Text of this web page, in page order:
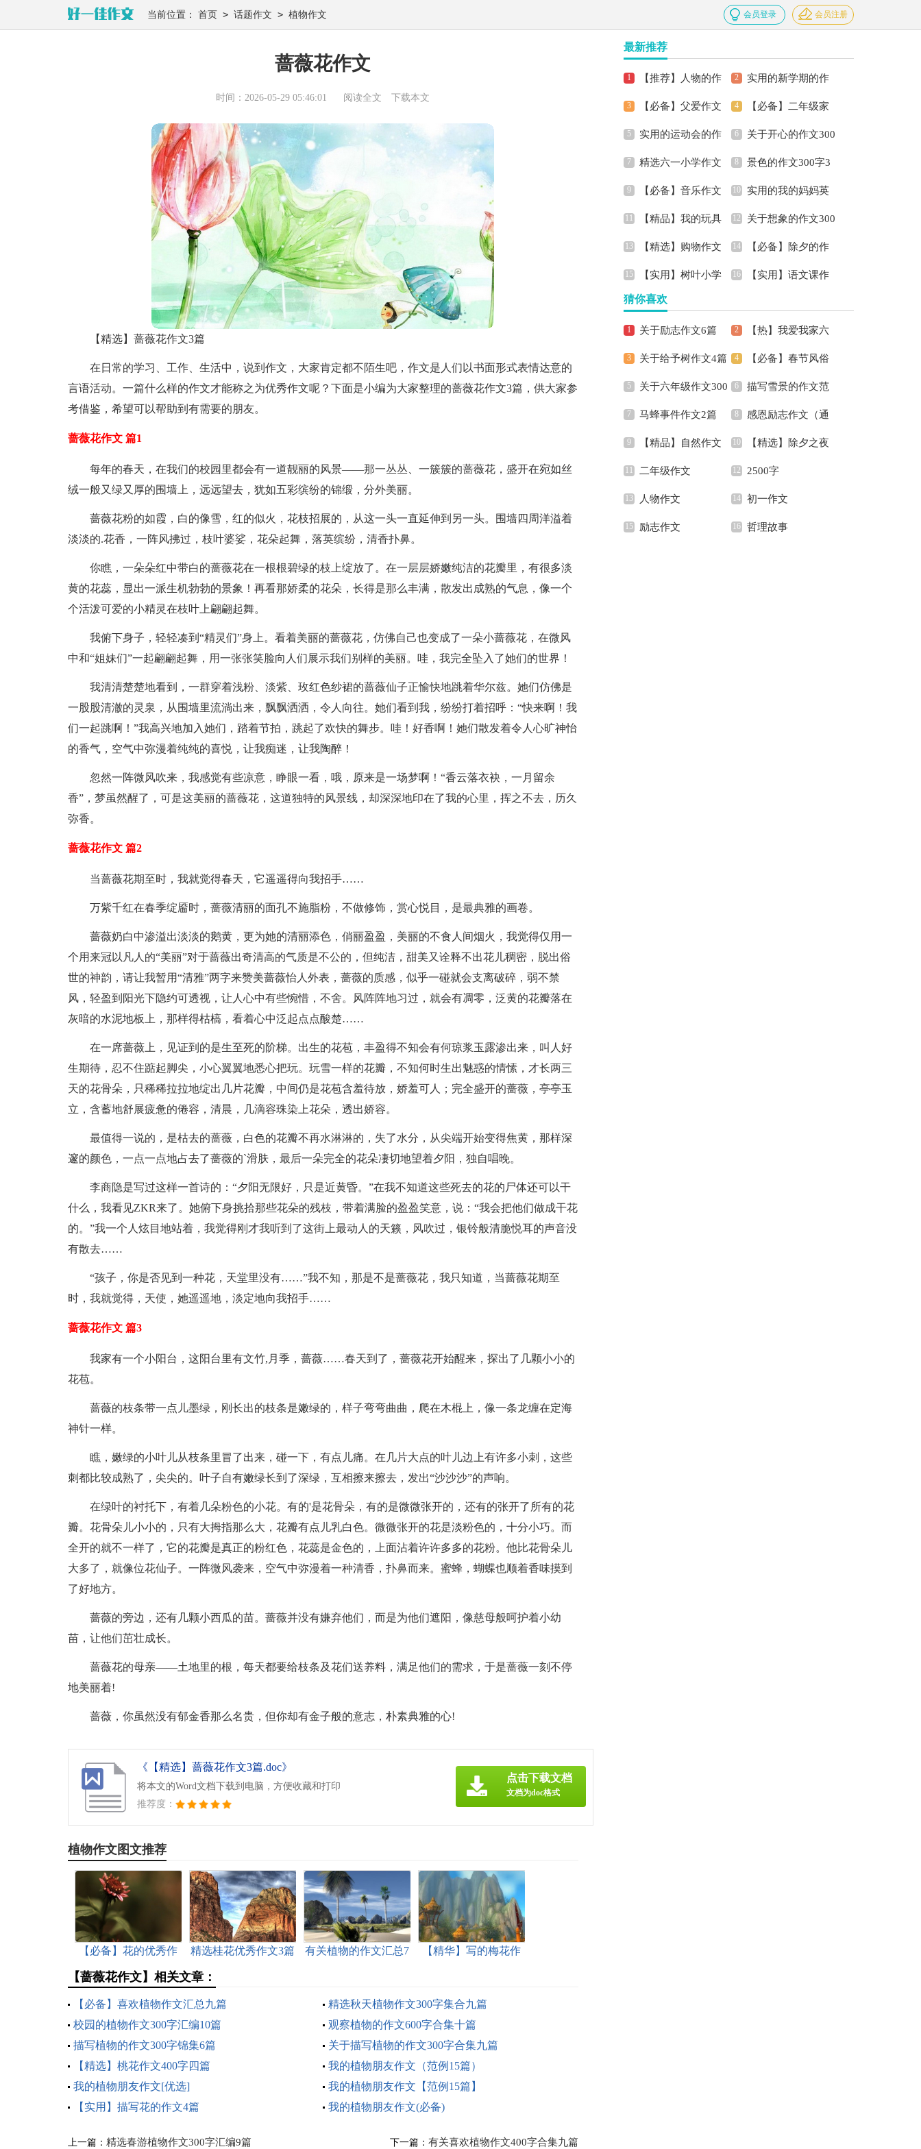
当前位置： 首页 > 话题作文 > 植物作文 会员登录 会员注册
蔷薇花作文
时间：2026-05-29 05:46:01 阅读全文 下载本文
【精选】蔷薇花作文3篇
在日常的学习、工作、生活中，说到作文，大家肯定都不陌生吧，作文是人们以书面形式表情达意的
言语活动。一篇什么样的作文才能称之为优秀作文呢？下面是小编为大家整理的蔷薇花作文3篇，供大家参
考借鉴，希望可以帮助到有需要的朋友。
蔷薇花作文 篇1
每年的春天，在我们的校园里都会有一道靓丽的风景——那一丛丛、一簇簇的蔷薇花，盛开在宛如丝
绒一般又绿又厚的围墙上，远远望去，犹如五彩缤纷的锦缎，分外美丽。
蔷薇花粉的如霞，白的像雪，红的似火，花枝招展的，从这一头一直延伸到另一头。围墙四周洋溢着
淡淡的.花香，一阵风拂过，枝叶婆娑，花朵起舞，落英缤纷，清香扑鼻。
你瞧，一朵朵红中带白的蔷薇花在一根根碧绿的枝上绽放了。在一层层娇嫩纯洁的花瓣里，有很多淡
黄的花蕊，显出一派生机勃勃的景象！再看那娇柔的花朵，长得是那么丰满，散发出成熟的气息，像一个
个活泼可爱的小精灵在枝叶上翩翩起舞。
我俯下身子，轻轻凑到“精灵们”身上。看着美丽的蔷薇花，仿佛自己也变成了一朵小蔷薇花，在微风
中和“姐妹们”一起翩翩起舞，用一张张笑脸向人们展示我们别样的美丽。哇，我完全坠入了她们的世界！
我清清楚楚地看到，一群穿着浅粉、淡紫、玫红色纱裙的蔷薇仙子正愉快地跳着华尔兹。她们仿佛是
一股股清澈的灵泉，从围墙里流淌出来，飘飘洒洒，令人向往。她们看到我，纷纷打着招呼：“快来啊！我
们一起跳啊！”我高兴地加入她们，踏着节拍，跳起了欢快的舞步。哇！好香啊！她们散发着令人心旷神怡
的香气，空气中弥漫着纯纯的喜悦，让我痴迷，让我陶醉！
忽然一阵微风吹来，我感觉有些凉意，睁眼一看，哦，原来是一场梦啊！“香云落衣袂，一月留余
香”，梦虽然醒了，可是这美丽的蔷薇花，这道独特的风景线，却深深地印在了我的心里，挥之不去，历久
弥香。
蔷薇花作文 篇2
当蔷薇花期至时，我就觉得春天，它遥遥得向我招手……
万紫千红在春季绽靥时，蔷薇清丽的面孔不施脂粉，不做修饰，赏心悦目，是最典雅的画卷。
蔷薇奶白中渗溢出淡淡的鹅黄，更为她的清丽添色，俏丽盈盈，美丽的不食人间烟火，我觉得仅用一
个用来冠以凡人的“美丽”对于蔷薇出奇清高的气质是不公的，但纯洁，甜美又诠释不出花儿稠密，脱出俗
世的神韵，请让我暂用“清雅”两字来赞美蔷薇怡人外表，蔷薇的质感，似乎一碰就会支离破碎，弱不禁
风，轻盈到阳光下隐约可透视，让人心中有些惋惜，不舍。风阵阵地习过，就会有凋零，泛黄的花瓣落在
灰暗的水泥地板上，那样得枯槁，看着心中泛起点点酸楚……
在一席蔷薇上，见证到的是生至死的阶梯。出生的花苞，丰盈得不知会有何琼浆玉露渗出来，叫人好
生期待，忍不住踮起脚尖，小心翼翼地悉心把玩。玩雪一样的花瓣，不知何时生出魅惑的情愫，才长两三
天的花骨朵，只稀稀拉拉地绽出几片花瓣，中间仍是花苞含羞待放，娇羞可人；完全盛开的蔷薇，亭亭玉
立，含蓄地舒展疲惫的倦容，清晨，几滴容珠染上花朵，透出娇容。
最值得一说的，是枯去的蔷薇，白色的花瓣不再水淋淋的，失了水分，从尖端开始变得焦黄，那样深
邃的颜色，一点一点地占去了蔷薇的`滑肤，最后一朵完全的花朵凄切地望着夕阳，独自唱晚。
李商隐是写过这样一首诗的：“夕阳无限好，只是近黄昏。”在我不知道这些死去的花的尸体还可以干
什么，我看见ZKR来了。她俯下身挑拾那些花朵的残枝，带着满脸的盈盈笑意，说：“我会把他们做成干花
的。”我一个人炫目地站着，我觉得刚才我听到了这街上最动人的天籁，风吹过，银铃般清脆悦耳的声音没
有散去……
“孩子，你是否见到一种花，天堂里没有……”我不知，那是不是蔷薇花，我只知道，当蔷薇花期至
时，我就觉得，天使，她遥遥地，淡定地向我招手……
蔷薇花作文 篇3
我家有一个小阳台，这阳台里有文竹,月季，蔷薇……春天到了，蔷薇花开始醒来，探出了几颗小小的
花苞。
蔷薇的枝条带一点儿墨绿，刚长出的枝条是嫩绿的，样子弯弯曲曲，爬在木棍上，像一条龙缠在定海
神针一样。
瞧，嫩绿的小叶儿从枝条里冒了出来，碰一下，有点儿痛。在几片大点的叶儿边上有许多小刺，这些
刺都比较成熟了，尖尖的。叶子自有嫩绿长到了深绿，互相擦来擦去，发出“沙沙沙”的声响。
在绿叶的衬托下，有着几朵粉色的小花。有的'是花骨朵，有的是微微张开的，还有的张开了所有的花
瓣。花骨朵儿小小的，只有大拇指那么大，花瓣有点儿乳白色。微微张开的花是淡粉色的，十分小巧。而
全开的就不一样了，它的花瓣是真正的粉红色，花蕊是金色的，上面沾着许许多多的花粉。他比花骨朵儿
大多了，就像位花仙子。一阵微风袭来，空气中弥漫着一种清香，扑鼻而来。蜜蜂，蝴蝶也顺着香味摸到
了好地方。
蔷薇的旁边，还有几颗小西瓜的苗。蔷薇并没有嫌弃他们，而是为他们遮阳，像慈母般呵护着小幼
苗，让他们茁壮成长。
蔷薇花的母亲——土地里的根，每天都要给枝条及花们送养料，满足他们的需求，于是蔷薇一刻不停
地美丽着!
蔷薇，你虽然没有郁金香那么名贵，但你却有金子般的意志，朴素典雅的心!
《【精选】蔷薇花作文3篇.doc》
将本文的Word文档下载到电脑，方便收藏和打印
推荐度：
点击下载文档
文档为doc格式
植物作文图文推荐
【必备】花的优秀作
精选桂花优秀作文3篇
有关植物的作文汇总7
【精华】写的梅花作
【蔷薇花作文】相关文章：
【必备】喜欢植物作文汇总九篇
精选秋天植物作文300字集合九篇
校园的植物作文300字汇编10篇
观察植物的作文600字合集十篇
描写植物的作文300字锦集6篇
关于描写植物的作文300字合集九篇
【精选】桃花作文400字四篇
我的植物朋友作文（范例15篇）
我的植物朋友作文[优选]
我的植物朋友作文【范例15篇】
【实用】描写花的作文4篇
我的植物朋友作文(必备)
上一篇： 精选春游植物作文300字汇编9篇 下一篇： 有关喜欢植物作文400字合集九篇
最新推荐
【推荐】人物的作
文300字3篇
实用的新学期的作
文300字集锦6篇
【必备】父爱作文
300字五篇
【必备】二年级家
乡作文300字三篇
实用的运动会的作
文400字汇编5篇
关于开心的作文300
字3篇
精选六一小学作文
300字3篇
景色的作文300字3
篇
【必备】音乐作文
600字4篇
实用的我的妈妈英
语作文300字三篇
【精品】我的玩具
作文300字四篇
关于想象的作文300
字四篇
【精选】购物作文
300字汇总七篇
【必备】除夕的作
文300字锦集六篇
【实用】树叶小学
作文300字4篇
【实用】语文课作
猜你喜欢
关于励志作文6篇 【热】我爱我家六
年级作文
关于给予树作文4篇 【必备】春节风俗
作文600字锦集6篇
关于六年级作文300
字合集8篇
描写雪景的作文范
文
马蜂事件作文2篇 感恩励志作文（通
用7篇）
【精品】自然作文
五篇
【精选】除夕之夜
作文200字合集8篇
二年级作文 2500字
人物作文 初一作文
励志作文 哲理故事